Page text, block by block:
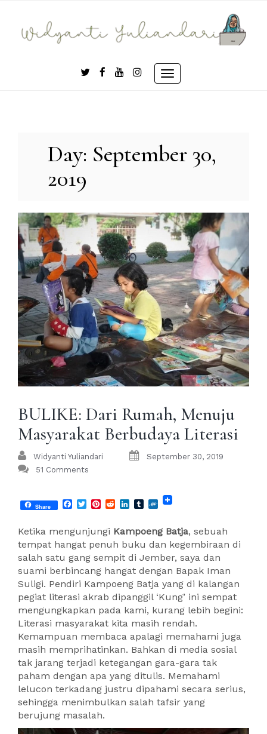
content
Toggle
Day: September 30,
2019
BULIKE: Dari Rumah, Menuju
Masyarakat Berbudaya Literasi
Widyanti Yuliandari
September 30, 2019
51 Comments
Share Facebook
TwitterPinterest
RedditLinkedIn
Tumblr
Folkd
Ketika mengunjungi Kampoeng Batja, sebuah
tempat hangat penuh buku dan kegembiraan di
salah satu gang sempit di Jember, saya dan
suami berbincang hangat dengan Bapak Iman
Suligi. Pendiri Kampoeng Batja yang di kalangan
pegiat literasi akrab dipanggil ‘Kung’ ini sempat
mengungkapkan pada kami, kurang lebih begini:
Literasi masyarakat kita masih rendah.
Kemampuan membaca apalagi memahami juga
masih memprihatinkan. Bahkan di media sosial
tak jarang terjadi ketegangan gara-gara tak
paham dengan apa yang ditulis. Memahami
lelucon terkadang justru dipahami secara serius,
sehingga menimbulkan salah tafsir yang
berujung masalah.